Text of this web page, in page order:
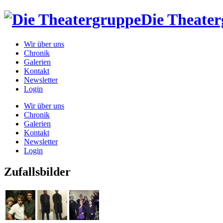
Die
Wir über uns
Chronik
Galerien
Kontakt
Newsletter
Login
Wir über uns
Chronik
Galerien
Kontakt
Newsletter
Login
Zufallsbilder